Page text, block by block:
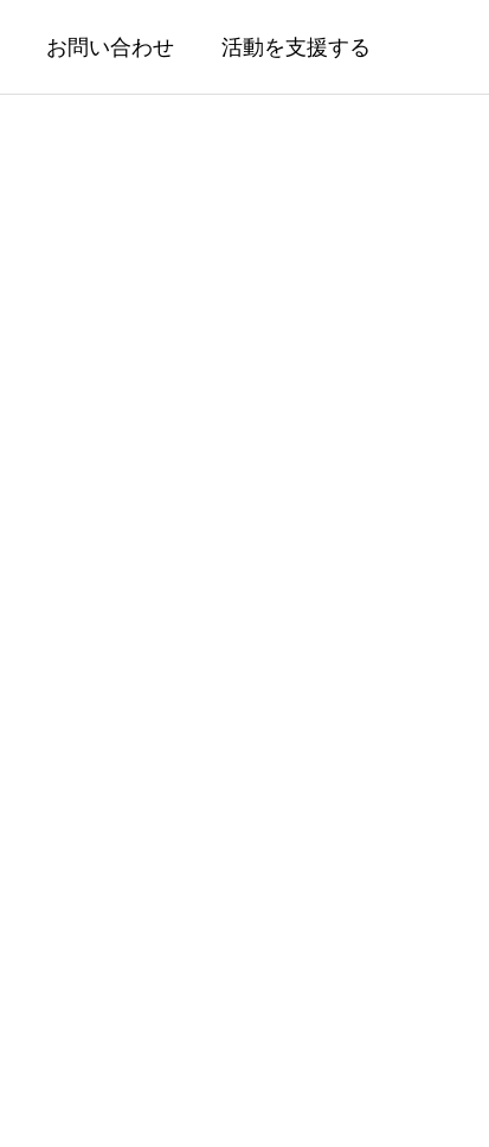
お問い合わせ 活動を支援する